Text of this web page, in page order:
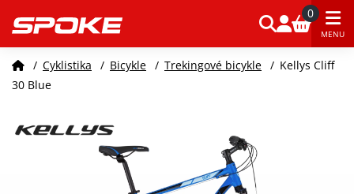
0
MENU
/ Cyklistika / Bicykle / Trekingové bicykle / Kellys Cliff
30 Blue